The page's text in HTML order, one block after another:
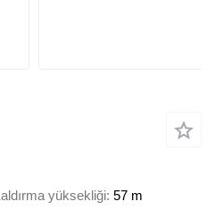
yüksekliği 57 m